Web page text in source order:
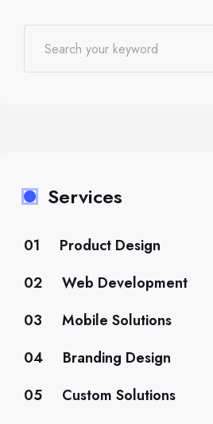
Services
01
Product Design
02
Web Development
03
Mobile Solutions
04
Branding Design
05
Custom Solutions